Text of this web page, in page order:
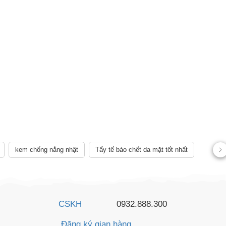
kem chống nắng nhật Tẩy tế bào chết da mặt tốt nhất
CSKH 0932.888.300